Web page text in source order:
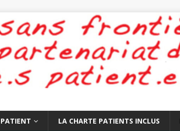
LA CHARTE PATIENTS INCLUS